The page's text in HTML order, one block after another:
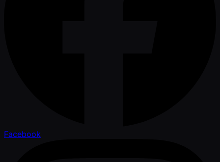
Facebook